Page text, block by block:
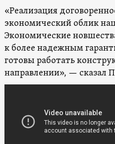
«Реализация
экономический облик
Экономические
к более надежным
готовы работать
направлении», — сказал